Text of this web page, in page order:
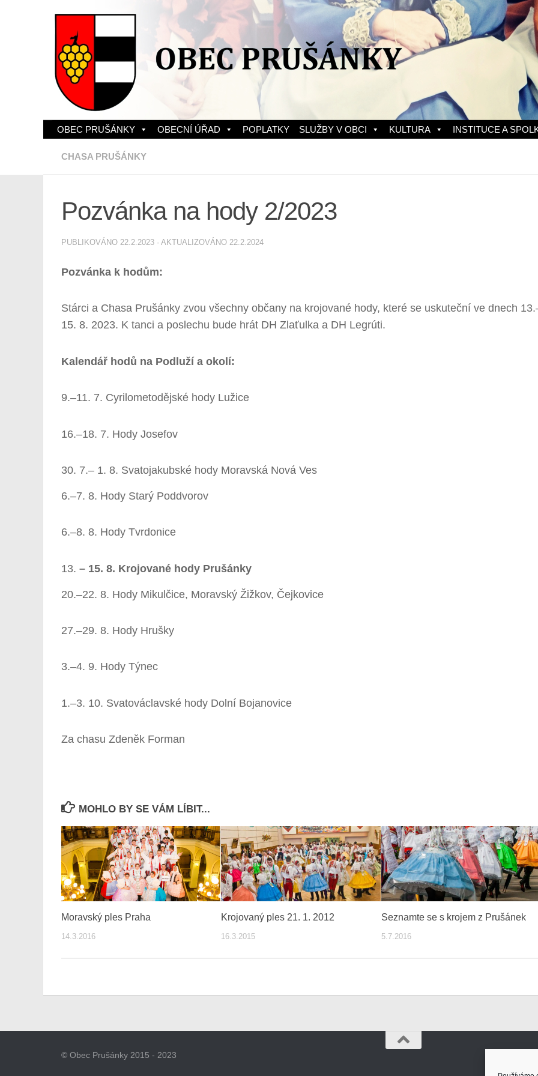
Skip to content
OBEC PRUŠÁNKY OBECNÍ ÚŘAD POPLATKY SLUŽBY V OBCI KULTURA INSTITUCE A
CHASA PRUŠÁNKY
Pozvánka na hody 2/2023
PUBLIKOVÁNO 22.2.2023 · AKTUALIZOVÁNO 22.2.2024
Pozvánka k hodům:
Stárci a Chasa Prušánky zvou všechny občany na krojované hody, které se uskuteční ve dnech
15. 8. 2023. K tanci a poslechu bude hrát DH Zlaťulka a DH Legrúti.
Kalendář hodů na Podluží a okolí:
9.–11. 7. Cyrilometodějské hody Lužice
16.–18. 7. Hody Josefov
7.– 1. 8. Svatojakubské hody Moravská Nová Ves
6.–7. 8. Hody Starý Poddvorov
6.–8. 8. Hody Tvrdonice
– 15. 8. Krojované hody Prušánky
20.–22. 8. Hody Mikulčice, Moravský Žižkov, Čejkovice
27.–29. 8. Hody Hrušky
3.–4. 9. Hody Týnec
1.–3. 10. Svatováclavské hody Dolní Bojanovice
Za chasu Zdeněk Forman
MOHLO BY SE VÁM LÍBIT...
Moravský ples Praha
14.3.2016
Krojovaný ples 21. 1. 2012
16.3.2015
Seznamte se s krojem z Prušánek
5.7.2016
© Obec Prušánky 2015 - 2023